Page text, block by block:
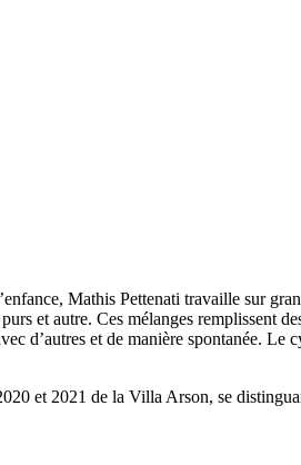
Mathis Pettenati travaille sur
et autre. Ces mélanges remplissent
d’autres et de manière spontanée. Le
et 2021 de la Villa Arson, se